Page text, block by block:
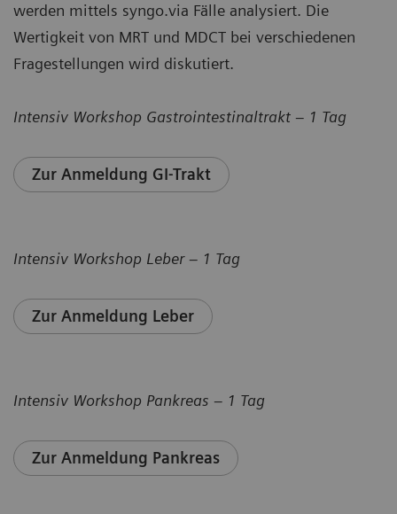
werden mittels syngo.via Fälle analysiert. Die
Wertigkeit von MRT und MDCT bei verschiedenen
Fragestellungen wird diskutiert.
Intensiv Workshop Gastrointestinaltrakt – 1 Tag
Zur Anmeldung GI-Trakt
Intensiv Workshop Leber – 1 Tag
Zur Anmeldung Leber
Intensiv Workshop Pankreas – 1 Tag
Zur Anmeldung Pankreas